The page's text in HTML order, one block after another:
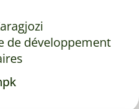
de développement